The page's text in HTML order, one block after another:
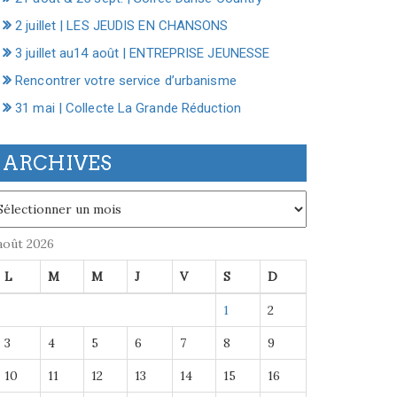
2 juillet | LES JEUDIS EN CHANSONS
3 juillet au14 août | ENTREPRISE JEUNESSE
Rencontrer votre service d’urbanisme
31 mai | Collecte La Grande Réduction
ARCHIVES
2026
L M M J V S D
1 2
3 4 5 6 7 8 9
10 11 12 13 14 15 16